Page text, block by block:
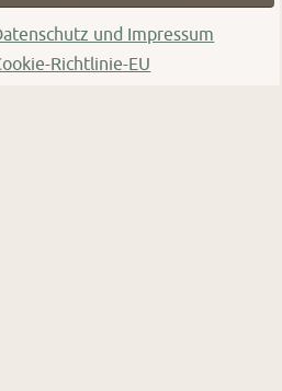
und Impressum
Richtlinie-EU